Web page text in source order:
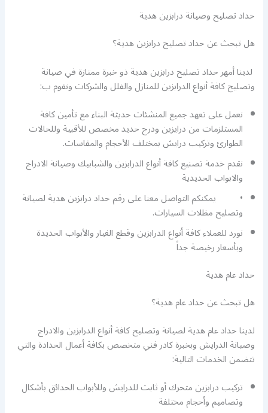
حداد تصليح وصيانة درابزين هدية
هل تبحث عن حداد تصليح درابزين هدية؟
لدينا أمهر حداد تصليح درابزين هدية ذو خبرة ممتازة في صيانة
وتصليح كافة أنواع الدرابزين للمنازل والفلل والشركات ونقوم ب:
نعمل على تعهد جميع المنشئات حديثة البناء مع تأمين كافة
المستلزمات من درايزين ودرج حديد مخصص للأقبية وللحالات
الطوارئ وتركيب درايش بمختلف الأحجام والمقاسات.
نقدم خدمة تصنيع كافة أنواع الدرابزين والشبابيك وصيانة الادراج
والابواب الحديدية
• يمكنكم التواصل معنا على رقم حداد درابزين هدية لصيانة
وتصليح مظلات السيارات.
نورد للعملاء كافة أنواع الدرابزين وقطع الغيار والأبواب الحديدة
وبأسعار رخيصة جداً
حداد عام هدية
هل تبحث عن حداد عام هدية؟
لدينا حداد عام هدية لصيانة وتصليح كافة أنواع الدرابزين والادراج
وصيانة الدرايش وبخبرة كادر فني متخصص بكافة أعمال الحدادة والتي
تتضمن الخدمات التالية:
تركيب درابزين متحرك أو ثابت للدرايش وللأبواب الحدائق بأشكال
وتصاميم وأحجام مختلفة